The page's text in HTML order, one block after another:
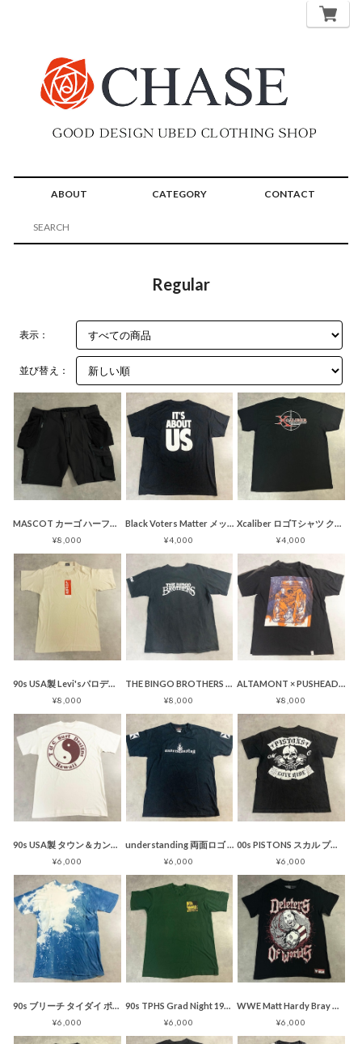
ABOUT CATEGORY CONTACT
Regular
表示：
並び替え：
MASCOT カーゴ ハーフパンツ ワーク ブラック
¥8,000
Black Voters Matter メッセージ Ｔシャツ ブラック
¥4,000
Xcaliber ロゴTシャツ クロスヘア ブラック GILDAN
¥4,000
90s USA製 Levi'sパロディ LOVE'S Tシャツ ベージュ
¥8,000
THE BINGO BROTHERS イーグル 両面プリント Tシャツ ブラック
¥8,000
ALTAMONT × PUSHEAD SPECIMEN スカル Tシャツ
¥8,000
90s USA製 タウン＆カントリー Tシャツ ホワイト
¥6,000
understanding 両面ロゴ 袖プリント Tシャツ アイアンクロス
¥6,000
00s PISTONS スカル プリント Tシャツ バイカー バックプリント
¥6,000
90s ブリーチ タイダイ ポケット Tシャツ インディゴ ブルー
¥6,000
90s TPHS Grad Night 1995 Tシャツ グリーン ジャングル
¥6,000
WWE Matt Hardy Bray Wyatt プリント Tシャツ 黒
¥6,000